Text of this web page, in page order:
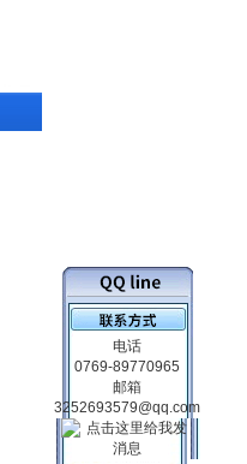
电话
0769-89770965
邮箱
3252693579@qq.com